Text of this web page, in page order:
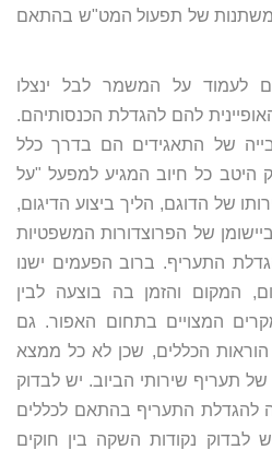
של תפעול המט"ש בהתאם
לעמוד על המשמר לבל ינצלו
להם להגדלת הכנסותיהם.
של התאגידים הם בדרך כלל
היטב כל חיוב המגיע למפעל "על
של הדוגם, הליך ביצוע הדיגום,
של הפרוצדורות המשפטיות
התעריף. ברוב הפעמים ישנו
המקום והזמן בה בוצעה לבין
המצויים בתחום האפור. גם
הכללים, שכן לא כל ממצא
תעריף שירותי הביוב. יש לבדוק
להגדלת התעריף בהתאם לכללים
לבדוק נקודות השקה בין חוקים